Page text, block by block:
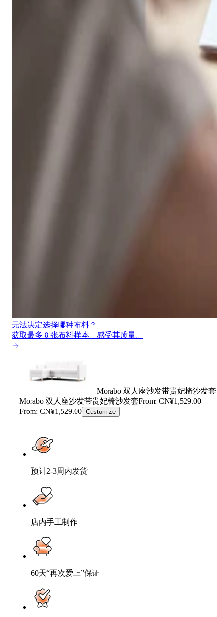
无法决定选择哪种布料？
获取最多 8 张布料样本，感受其质量。
Morabo 双人座沙发带贵妃椅沙发套
Morabo 双人座沙发带贵妃椅沙发套From: CN¥1,529.00
From: CN¥1,529.00 Customize
预计2-3周内发货
店内手工制作
60天“再次爱上”保证